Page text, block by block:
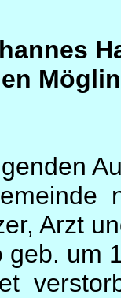
Arzt
geb. um